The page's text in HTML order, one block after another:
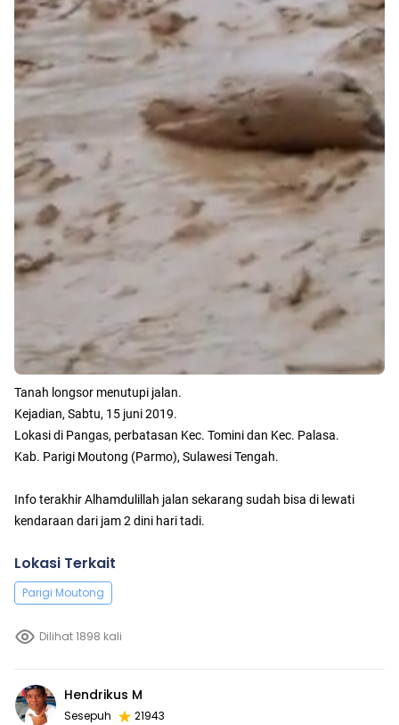
Tanah longsor menutupi jalan.
Kejadian, Sabtu, 15 juni 2019.
Lokasi di Pangas, perbatasan Kec. Tomini dan Kec. Palasa.
Kab. Parigi Moutong (Parmo), Sulawesi Tengah.
Info terakhir Alhamdulillah jalan sekarang sudah bisa di lewati
kendaraan dari jam 2 dini hari tadi.
Lokasi Terkait
Parigi Moutong
Dilihat 1898 kali
Hendrikus M
Sesepuh 21943